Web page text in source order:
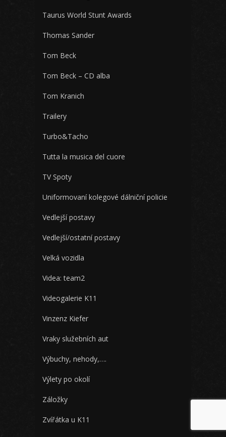
Taurus World Stunt Awards
Thomas Sander
Tom Beck
Tom Beck – CD alba
Tom Kranich
Trailery
Turbo&Tacho
Tutta la musica del cuore
TV Spoty
Uniformovaní kolegové dálniční policie
Vedlejší postavy
Vedlejší/ostatní postavy
Velká vozidla
Videa: team2
Videogalerie K11
Vinzenz Kiefer
Vraky služebních aut
Výbuchy, nehody,….
Výlety po okolí
Záložky
Zvířátka u K11